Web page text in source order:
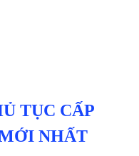
TỤC CẤP
NHẤT